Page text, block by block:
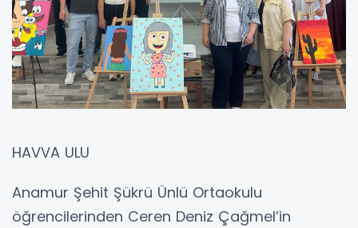
HAVVA ULU
Anamur Şehit Şükrü Ünlü Ortaokulu
öğrencilerinden Ceren Deniz Çağmel’in